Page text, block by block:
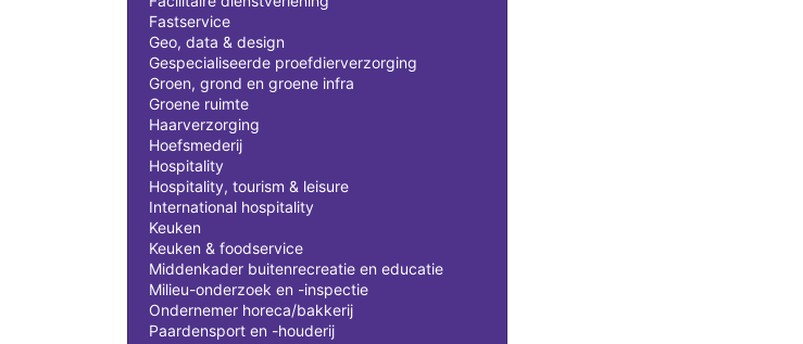
Fastservice
Geo, data & design
Gespecialiseerde proefdierverzorging
Groen, grond en groene infra
Groene ruimte
Haarverzorging
Hoefsmederij
Hospitality
Hospitality, tourism & leisure
International hospitality
Keuken
Keuken & foodservice
Middenkader buitenrecreatie en educatie
Milieu-onderzoek en -inspectie
Ondernemer horeca/bakkerij
Paardensport en -houderij